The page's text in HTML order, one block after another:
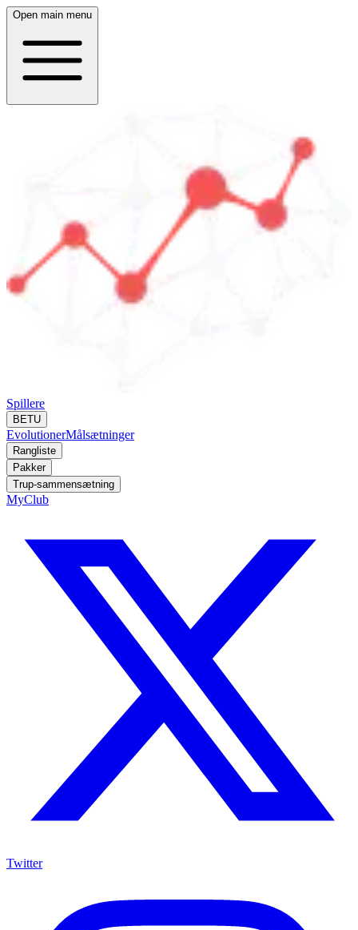
Open main menu
Spillere
BETU
EvolutionerMålsætninger
Rangliste
Pakker
Trup-sammensætning
MyClub
Twitter